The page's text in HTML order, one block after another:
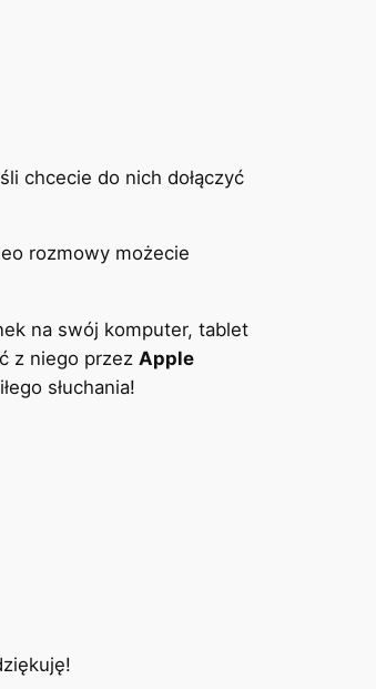
chcecie do nich dołączyć
rozmowy możecie
na swój komputer, tablet
z niego przez Apple
słuchania!